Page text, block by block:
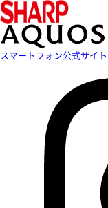
スマートフォン公式サイト